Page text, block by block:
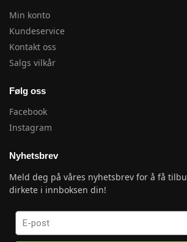
Min konto
Kundeservice
Kontakt oss
Salgs vilkår
Følg oss
Facebook
Instagram
Nyhetsbrev
Meld deg på våres nyhetsbrev for å få
dirkete i innboksen din!